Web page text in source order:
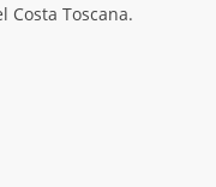
Costa Toscana.